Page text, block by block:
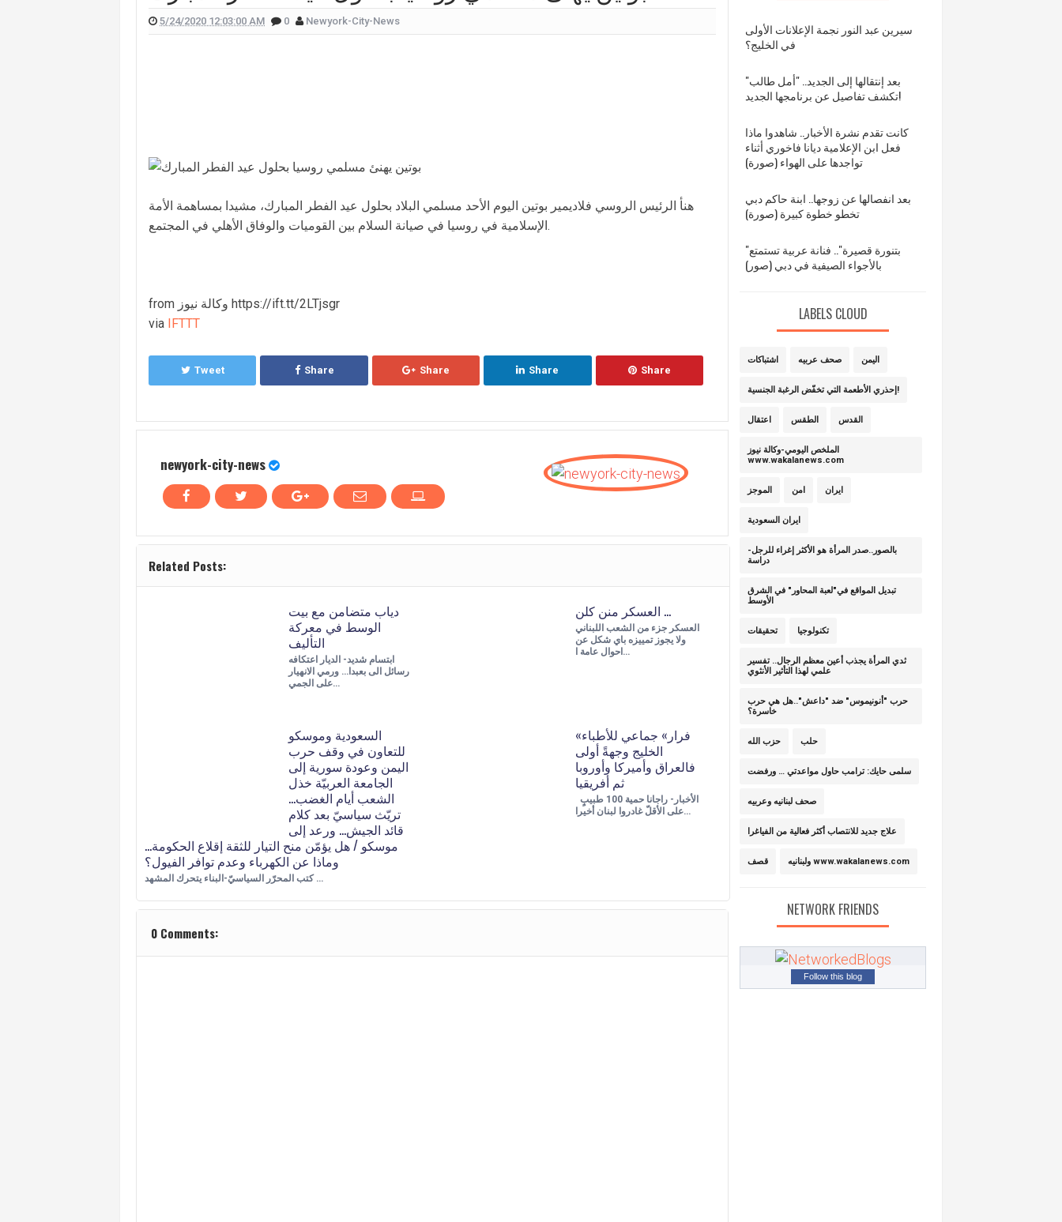
كيف علّقت هيفا وهبي على تفجير "البيجر"؟
بالقبلات... لحظات رومانسيّة بين ريم السعيدي وزوجها وسام بريدي: أحبك (فيديو)
5/24/2020 12:03:00 AM 0 Newyork-City-News
هنأ الرئيس الروسي فلاديمير بوتين اليوم الأحد مسلمي البلاد بحلول عيد الفطر المبارك، مشيدا بمساهمة الأمة
الإسلامية في روسيا في صيانة السلام بين القوميات والوفاق الأهلي في المجتمع.
from وكالة نيوز https://ift.tt/2LTjsgr
via
IFTTT
Tweet Share Share Share Share
newyork-city-news
Related Posts:
دياب متضامن مع بيت
الوسط في معركة
التأليف
ابتسام شديد- الديار اعتكافه
رسائل الى بعبدا… ورمي الانهيار
على الجمي…
العسكر منن كلن …
العسكر جزء من الشعب اللبناني
ولا يجوز تمييزه باي شكل عن
احوال عامة ا…
السعودية وموسكو
للتعاون في وقف حرب
اليمن وعودة سورية إلى
الجامعة العربيّة خذل
الشعب أيام الغضب…
تريّث سياسيّ بعد كلام
قائد الجيش… ورعد إلى
موسكو / هل يؤمّن منح التيار للثقة إقلاع الحكومة…
وماذا عن الكهرباء وعدم توافر الفيول؟
كتب المحرّر السياسيّ-البناء يتحرك المشهد …
«فرار» جماعي للأطباء
الخليج وجهةً أولى
فالعراق وأميركا وأوروبا
ثم أفريقيا
على الأقلّ غادروا لبنان أخيرا…
0 Comments:
سيرين عبد النور نجمة الإعلانات الأولى
في الخليج؟
بعد إنتقالها إلى الجديد.. "أمل طالب"
تكشف تفاصيل عن برنامجها الجديد!
كانت تقدم نشرة الأخبار.. شاهدوا ماذا
فعل ابن الإعلامية ديانا فاخوري أثناء
تواجدها على الهواء (صورة)
بعد انفصالها عن زوجها.. ابنة حاكم دبي
تخطو خطوة كبيرة (صورة)
"بتنورة قصيرة".. فنانة عربية تستمتع
بالأجواء الصيفية في دبي (صور)
LABELS CLOUD
اشتباكات صحف عربيه اليمن
إحذري الأطعمة التي تخفّض الرغبة الجنسية!
اعتقال الطقس القدس
الملخص اليومي-وكالة نيوز
www.wakalanews.com
الموجز امن ايران
ايران السعودية
بالصور..صدر المرأة هو الأكثر إغراء للرجل-
دراسة
تبديل المواقع في"لعبة المحاور" في الشرق
الأوسط
تحقيقات تكنولوجيا
ثدي المرأة يجذب أعين معظم الرجال.. تفسير
علمي لهذا التأثير الأنثوي
حرب "أنونيموس" ضد "داعش"..هل هي حرب
خاسرة؟
حزب الله حلب
سلمى حايك: ترامب حاول مواعدتي … ورفضت
صحف لبنانيه وعربيه
علاج جديد للانتصاب أكثر فعالية من الفياغرا
قصف ولبنانيه www.wakalanews.com
NETWORK FRIENDS
Follow this blog